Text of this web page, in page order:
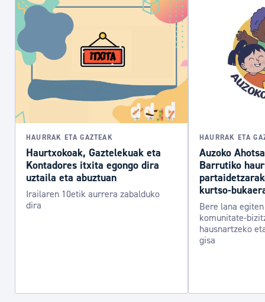
HAURRAK ETA GAZTEAK
Haurtxokoak, Gaztelekuak eta
Kontadores itxita egongo dira
uztaila eta abuztuan
Irailaren 10etik aurrera zabalduko
dira
HAURRAK ETA
Auzoko
Barrutiko
kurtso-
Bere lana
komunitate-
hausnartzeko
gisa